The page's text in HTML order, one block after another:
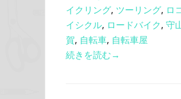
イクリング, ツーリング, ロ
イシクル, ロードバイク, 守
賀, 自転車, 自転車屋
続きを読む→